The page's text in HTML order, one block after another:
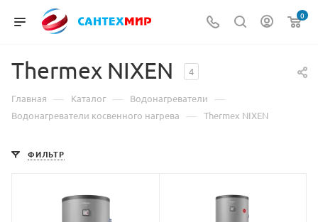
0
Thermex NIXEN 4
Главная — Каталог — Водонагреватели —
Водонагреватели косвенного нагрева — Thermex NIXEN
ФИЛЬТР